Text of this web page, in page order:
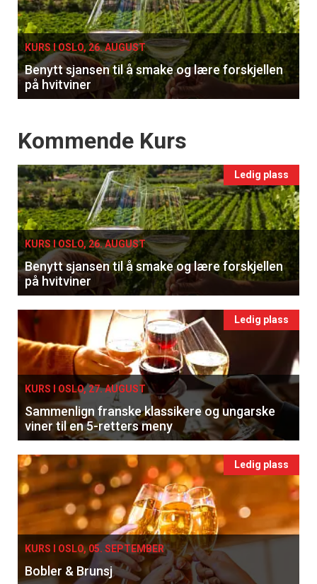
×
Få ukentlige nyhetsbrev fra
Apéritif
Vi tilbyr flere ukentlige nyhetsbrev. Du
kan fritt velge hvilke du ønsker å få
tilsendt.
single
KURS I OSLO, 26. AUGUST
Benytt sjansen til å smake og lære forskjellen
på hvitviner
Events
Kommende Kurs
Ledig plass
KURS I OSLO, 26. AUGUST
Benytt sjansen til å smake og lære forskjellen
på hvitviner
Ledig plass
KURS I OSLO, 27. AUGUST
Sammenlign franske klassikere og ungarske
viner til en 5-retters meny
Ledig plass
KURS I OSLO, 05. SEPTEMBER
Bobler & Brunsj